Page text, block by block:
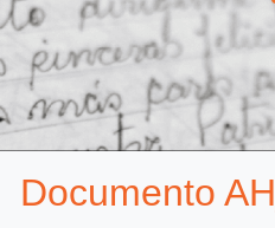
Documento